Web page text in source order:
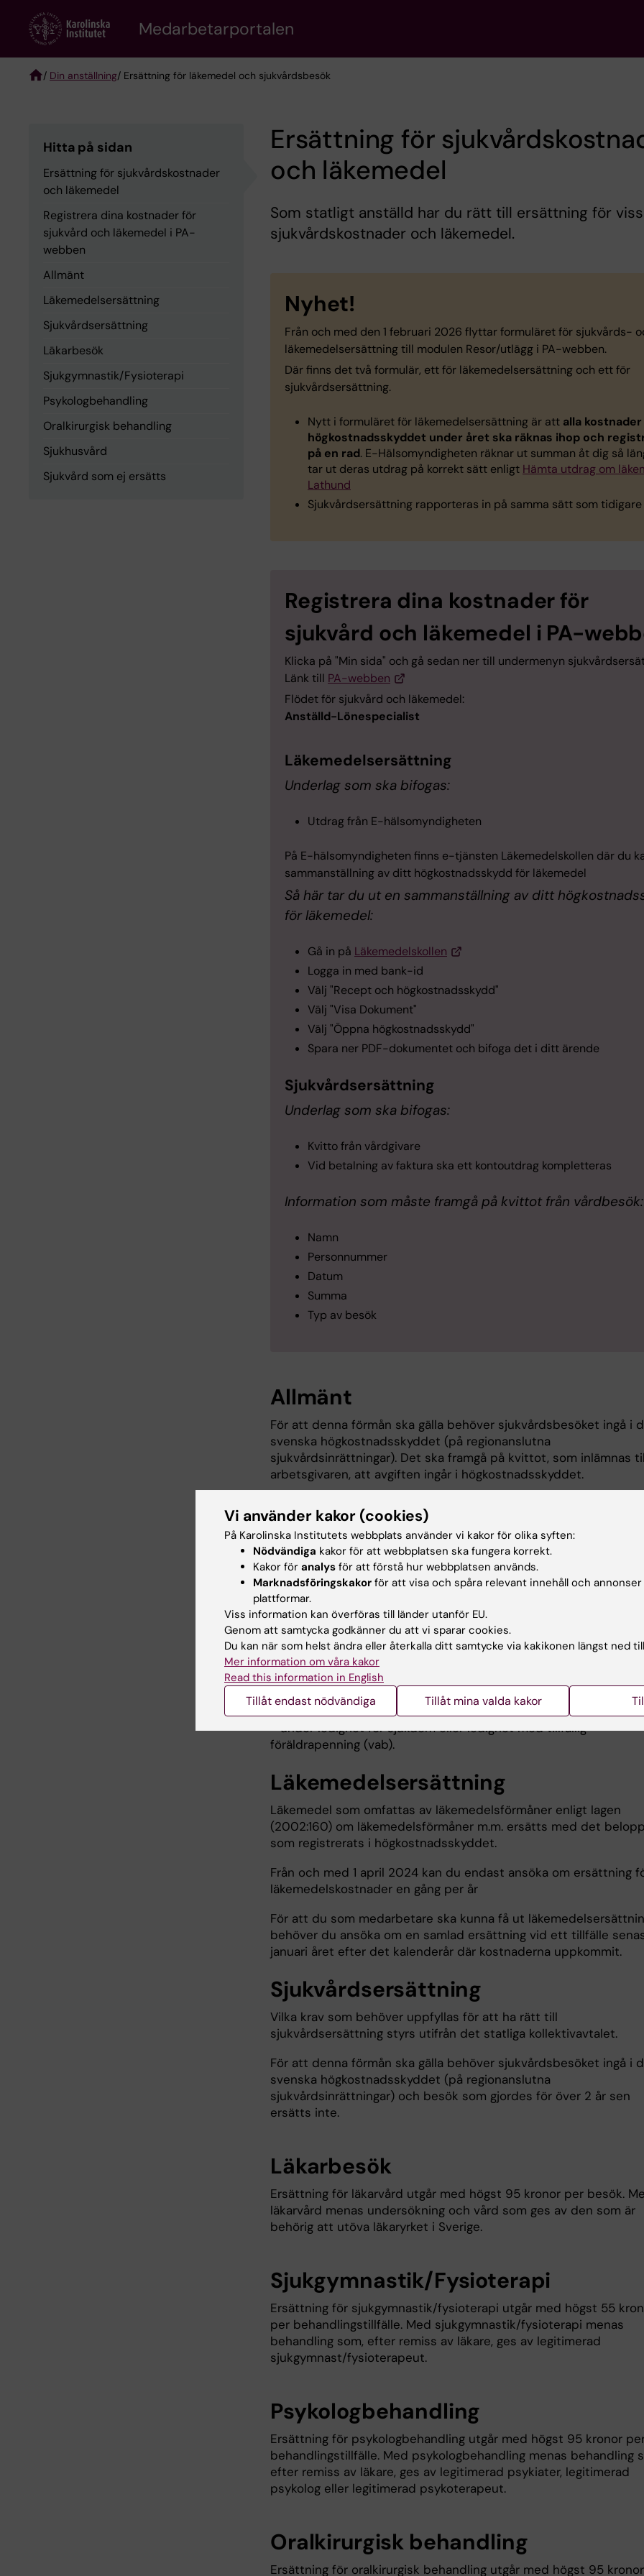
content
Medarbetarportalen
/ Din anställning/ Ersättning för läkemedel och sjukvårdsbesök
Hitta på sidan
Ersättning för sjukvårdskostnader
och läkemedel
Registrera dina kostnader för
sjukvård och läkemedel i PA-
webben
Allmänt
Läkemedelsersättning
Sjukvårdsersättning
Läkarbesök
Sjukgymnastik/Fysioterapi
Psykologbehandling
Oralkirurgisk behandling
Sjukhusvård
Sjukvård som ej ersätts
Ersättning för
och läkemedel
Som statligt anställd har du rätt till ersättning för
sjukvårdskostnader och läkemedel.
Nyhet!
Från och med den 1 februari 2026 flyttar formuläret för sjukvårds-
läkemedelsersättning till modulen Resor/utlägg i PA-webben.
Där finns det två formulär, ett för läkemedelsersättning och ett för
sjukvårdsersättning.
Nytt i formuläret för läkemedelsersättning är att alla
högkostnadsskyddet under året ska räknas ihop och
på en rad. E-Hälsomyndigheten räknar ut summan åt dig så
tar ut deras utdrag på korrekt sätt enligt Hämta utdrag om
Lathund
Sjukvårdsersättning rapporteras in på samma sätt som tidigare
Registrera dina kostnader för
sjukvård och läkemedel i PA-
Klicka på "Min sida" och gå sedan ner till undermenyn
Länk till PA-webben
Flödet för sjukvård och läkemedel:
Anställd-Lönespecialist
Läkemedelsersättning
Underlag som ska bifogas:
Utdrag från E-hälsomyndigheten
På E-hälsomyndigheten finns e-tjänsten Läkemedelskollen där du
sammanställning av ditt högkostnadsskydd för läkemedel
Så här tar du ut en sammanställning av ditt
för läkemedel:
Gå in på Läkemedelskollen
Logga in med bank-id
Välj "Recept och högkostnadsskydd"
Välj "Visa Dokument"
Välj "Öppna högkostnadsskydd"
Spara ner PDF-dokumentet och bifoga det i ditt ärende
Sjukvårdsersättning
Underlag som ska bifogas:
Kvitto från vårdgivare
Vid betalning av faktura ska ett kontoutdrag kompletteras
Information som måste framgå på kvittot från vårdbesök:
Namn
Personnummer
Datum
Summa
Typ av besök
Allmänt
För att denna förmån ska gälla behöver sjukvårdsbesöket ingå i
svenska högkostnadsskyddet (på regionanslutna
sjukvårdsinrättningar). Det ska framgå på kvittot, som inlämnas
arbetsgivaren, att avgiften ingår i högkostnadsskyddet.
psykolog, sjukgymnast osv). För läkemedelsersättning gäller andra
regler för att ha rätt till ersättning, se kapitlet om läkemedel
Ersättningen är skattepliktig och utbetalas så snart som möjligt
ordinarie löneutbetalning.
När löneenheten har hög arbetsbelastning under
sommarsemesterperioden juli-augusti prioriteras inte utbetalning
ersättning för läkemedel och läkarbesök.
En arbetstagare som är ledig med helt löneavdrag har rätt till
sjukvårdsersättning
− under de 30 första dagarna av ledigheten,
− under föräldraledighet då föräldralön betalas,
− under ledighet för sjukdom eller ledighet med tillfällig
föräldrapenning (vab).
Läkemedelsersättning
Läkemedel som omfattas av läkemedelsförmåner enligt lagen
(2002:160) om läkemedelsförmåner m.m. ersätts med det belopp
som registrerats i högkostnadsskyddet.
Från och med 1 april 2024 kan du endast ansöka om ersättning
läkemedelskostnader en gång per år
För att du som medarbetare ska kunna få ut
behöver du ansöka om en samlad ersättning vid ett tillfälle
januari året efter det kalenderår där kostnaderna uppkommit.
Sjukvårdsersättning
Vilka krav som behöver uppfyllas för att ha rätt till
sjukvårdsersättning styrs utifrån det statliga kollektivavtalet.
För att denna förmån ska gälla behöver sjukvårdsbesöket ingå i
svenska högkostnadsskyddet (på regionanslutna
sjukvårdsinrättningar) och besök som gjordes för över 2 år sen
ersätts inte.
Läkarbesök
Ersättning för läkarvård utgår med högst 95 kronor per besök.
läkarvård menas undersökning och vård som ges av den som är
behörig att utöva läkaryrket i Sverige.
Sjukgymnastik/Fysioterapi
Ersättning för sjukgymnastik/fysioterapi utgår med högst 55
per behandlingstillfälle. Med sjukgymnastik/fysioterapi menas
behandling som, efter remiss av läkare, ges av legitimerad
sjukgymnast/fysioterapeut.
Psykologbehandling
Ersättning för psykologbehandling utgår med högst 95 kronor
behandlingstillfälle. Med psykologbehandling menas behandling
efter remiss av läkare, ges av legitimerad psykiater, legitimerad
psykolog eller legitimerad psykoterapeut.
Oralkirurgisk behandling
Ersättning för oralkirurgisk behandling utgår med högst 95
Vi använder kakor (cookies)
På Karolinska Institutets webbplats använder vi kakor för olika syften:
Nödvändiga kakor för att webbplatsen ska fungera korrekt.
Kakor för analys för att förstå hur webbplatsen används.
Marknadsföringskakor för att visa och spåra relevant innehåll och
plattformar.
Viss information kan överföras till länder utanför EU.
Genom att samtycka godkänner du att vi sparar cookies.
Du kan när som helst ändra eller återkalla ditt samtycke via kakikonen längst ned
Mer information om våra kakor
Read this information in English
Tillåt endast nödvändiga Tillåt mina valda kakor